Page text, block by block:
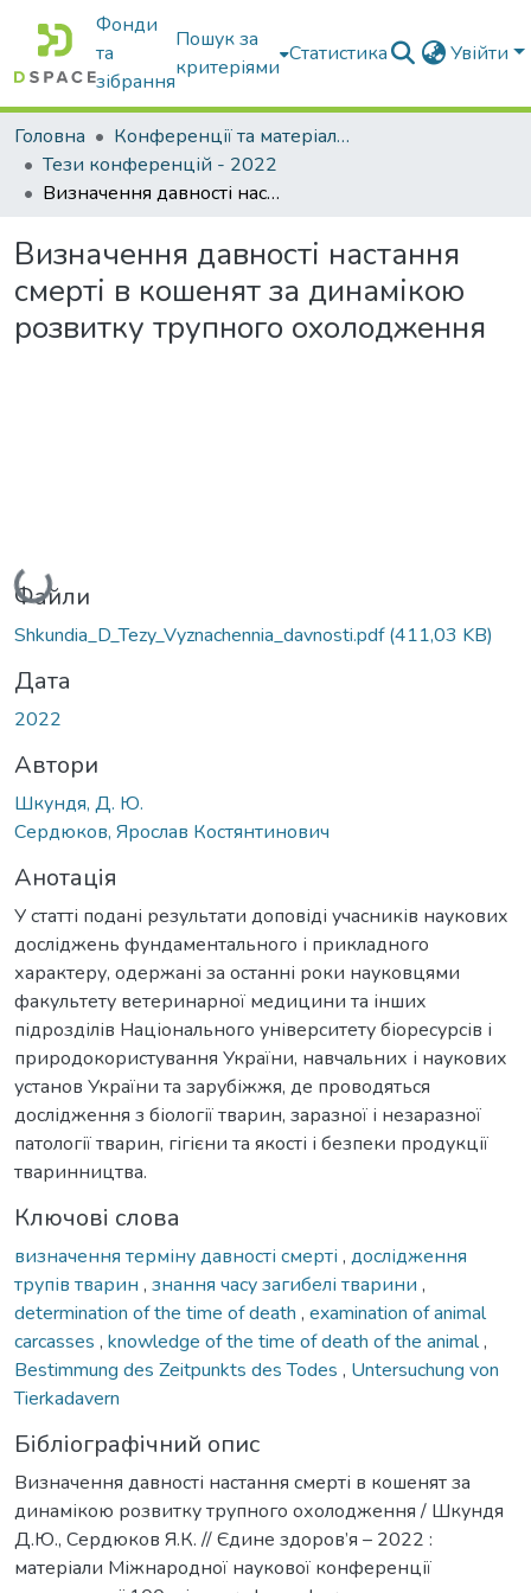
Фонди
та
зібрання
Пошук за
критеріями
Статистика Увійти
Головна
Конференції та матеріали конференцій
Тези конференцій - 2022
Визначення давності настання смерті в кошенят за динамікою розвитку трупного охолодження
Визначення давності настання
смерті в кошенят за динамікою
розвитку трупного охолодження
Вантажиться...
Файли
Shkundia_D_Tezy_Vyznachennia_davnosti.pdf(411,03 KB)
Дата
2022
Автори
Шкундя, Д. Ю.
Сердюков, Ярослав Костянтинович
Анотація
У статті подані результати доповіді учасників наукових
досліджень фундаментального і прикладного
характеру, одержані за останні роки науковцями
факультету ветеринарної медицини та інших
підрозділів Національного університету біоресурсів і
природокористування України, навчальних і наукових
установ України та зарубіжжя, де проводяться
дослідження з біології тварин, заразної і незаразної
патології тварин, гігієни та якості і безпеки продукції
тваринництва.
Ключові слова
визначення терміну давності смерті , дослідження
трупів тварин , знання часу загибелі тварини ,
determination of the time of death , examination of animal
carcasses , knowledge of the time of death of the animal,
Bestimmung des Zeitpunkts des Todes , Untersuchung von
Tierkadavern
Бібліографічний опис
Визначення давності настання смерті в кошенят за
динамікою розвитку трупного охолодження / Шкундя
Д.Ю., Сердюков Я.К. // Єдине здоров’я – 2022 :
матеріали Міжнародної наукової конференції